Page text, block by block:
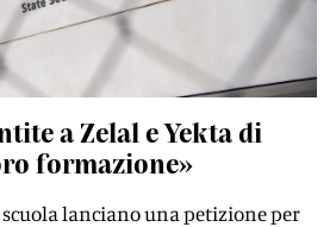
a Zelal e Yekta di
formazione»
lanciano una petizione per